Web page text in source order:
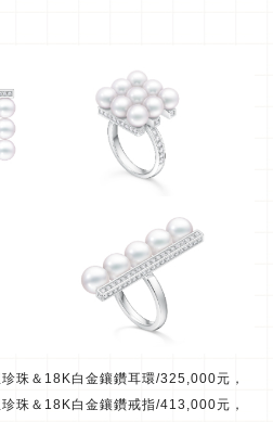
珠＆18K白金鑲鑽耳環/325,000元，
珠＆18K白金鑲鑽戒指/413,000元，